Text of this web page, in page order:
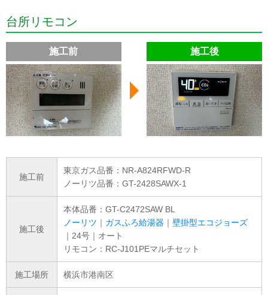
台所リモコン
施工前 施工後
施工前
東京ガス品番：NR-A824RFWD-R
ノーリツ品番：GT-2428SAWX-1
施工後
本体品番：GT-C2472SAW BL
ノーリツ ｜ ガスふろ給湯器 ｜ 壁掛型エコジョーズ
｜24号｜オート
リモコン：RC-J101PEマルチセット
施工場所 横浜市港南区